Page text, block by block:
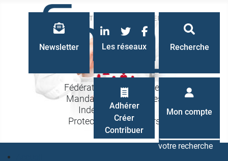
Fédération Nationale des
Mandataires Judiciaires
Indépendants à la
Protection des Majeurs
Recherche
Recherche
votre recherche
Les réseaux
LinkedInTwitterFacebook
Newsletter
Mon compte
Adhérer
Créer
Contribuer